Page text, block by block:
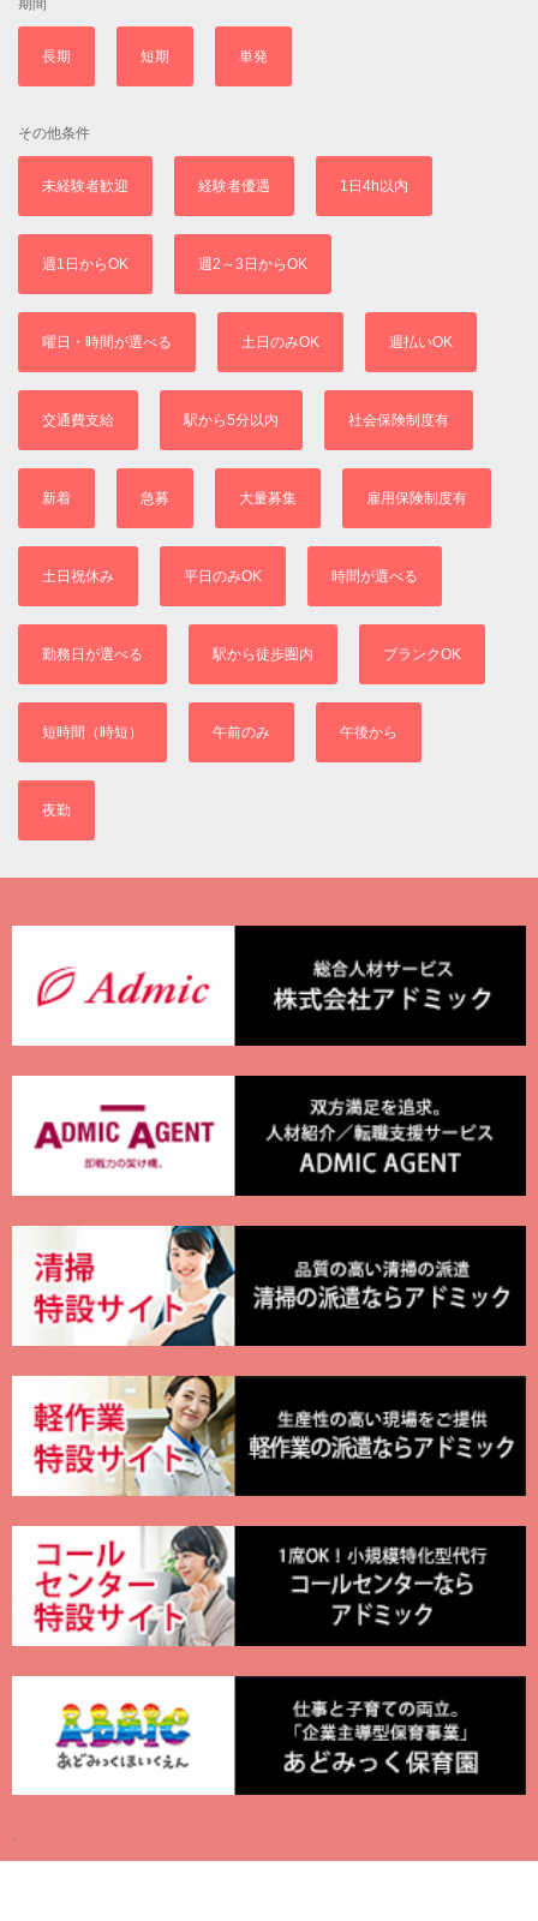
期間
長期 短期 単発
その他条件
未経験者歓迎 経験者優遇 1日4h以内
週1日からOK 週2～3日からOK
曜日・時間が選べる 土日のみOK 週払いOK
交通費支給 駅から5分以内 社会保険制度有
新着 急募 大量募集 雇用保険制度有
土日祝休み 平日のみOK 時間が選べる
勤務日が選べる 駅から徒歩圏内 ブランクOK
短時間（時短） 午前のみ 午後から
夜勤